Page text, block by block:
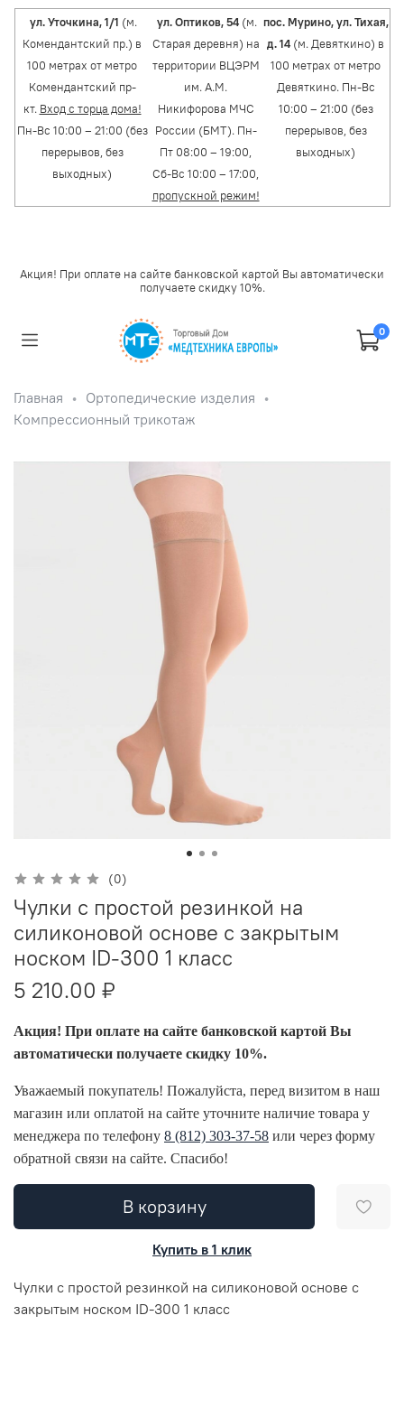
ул. Уточкина, 1/1 (м.
Комендантский пр.) в
100 метрах от метро
Комендантский пр-
кт. Вход с торца дома!
Пн-Вс 10:00 – 21:00 (без
перерывов, без
выходных)
ул. Оптиков, 54 (м.
Старая деревня) на
территории ВЦЭРМ
им. А.М.
Никифорова МЧС
России (БМТ). Пн-
Пт 08:00 – 19:00,
Сб-Вс 10:00 – 17:00,
пропускной режим!
пос. Мурино, ул. Тихая,
д. 14 (м. Девяткино) в
100 метрах от метро
Девяткино. Пн-Вс
10:00 – 21:00 (без
перерывов, без
выходных)
Акция! При оплате на сайте банковской картой Вы автоматически
получаете скидку 10%.
0
Главная
Ортопедические изделия
Компрессионный трикотаж
(0)
Чулки с простой резинкой на
силиконовой основе с закрытым
носком ID-300 1 класс
5 210.00 ₽
Акция! При оплате на сайте банковской картой Вы
автоматически получаете скидку 10%.
Уважаемый покупатель! Пожалуйста, перед визитом в наш
магазин или оплатой на сайте уточните наличие товара у
менеджера по телефону 8 (812) 303-37-58 или через форму
обратной связи на сайте. Спасибо!
В корзину
Купить в 1 клик
Чулки с простой резинкой на силиконовой основе с
закрытым носком ID-300 1 класс